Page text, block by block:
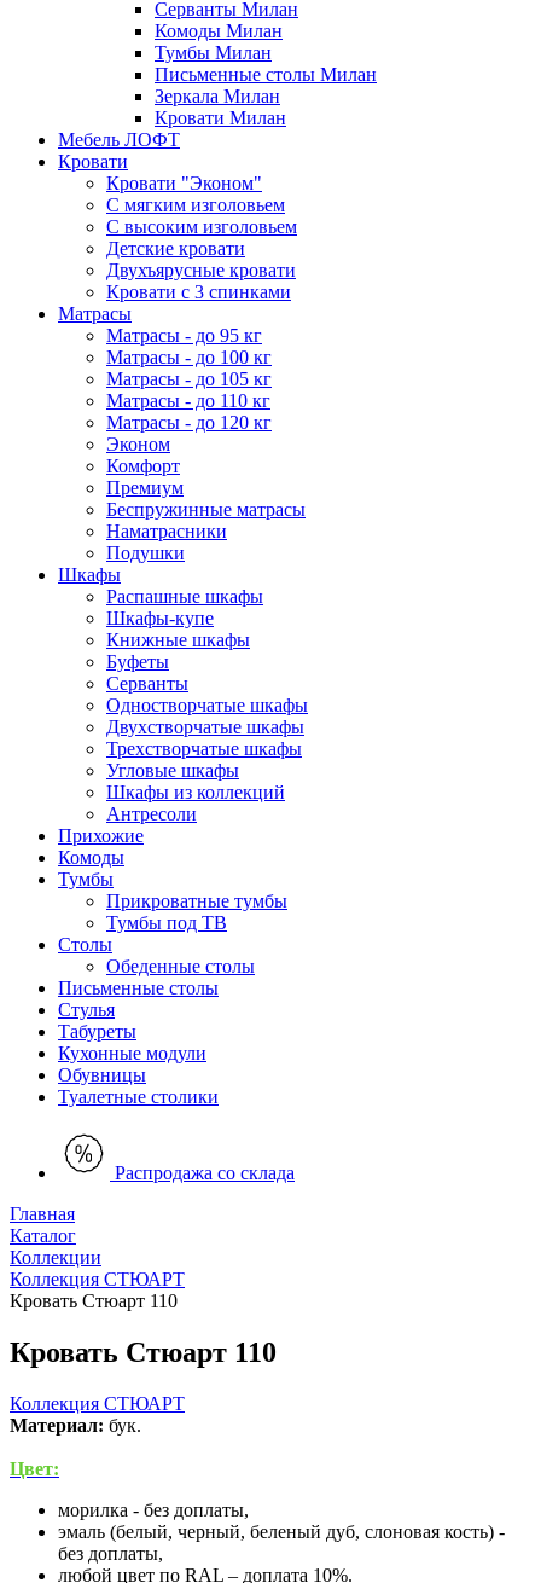
Серванты Милан
Комоды Милан
Тумбы Милан
Письменные столы Милан
Зеркала Милан
Кровати Милан
Мебель ЛОФТ
Кровати
Кровати "Эконом"
С мягким изголовьем
С высоким изголовьем
Детские кровати
Двухъярусные кровати
Кровати с 3 спинками
Матрасы
Матрасы - до 95 кг
Матрасы - до 100 кг
Матрасы - до 105 кг
Матрасы - до 110 кг
Матрасы - до 120 кг
Эконом
Комфорт
Премиум
Беспружинные матрасы
Наматрасники
Подушки
Шкафы
Распашные шкафы
Шкафы-купе
Книжные шкафы
Буфеты
Серванты
Одностворчатые шкафы
Двухстворчатые шкафы
Трехстворчатые шкафы
Угловые шкафы
Шкафы из коллекций
Антресоли
Прихожие
Комоды
Тумбы
Прикроватные тумбы
Тумбы под ТВ
Столы
Обеденные столы
Письменные столы
Стулья
Табуреты
Кухонные модули
Обувницы
Туалетные столики
Распродажа со склада
Главная
Каталог
Коллекции
Коллекция СТЮАРТ
Кровать Стюарт 110
Кровать Стюарт 110
Коллекция СТЮАРТ
Материал: бук.
Цвет:
морилка - без доплаты,
эмаль (белый, черный, беленый дуб, слоновая кость) -
без доплаты,
любой цвет по RAL – доплата 10%.